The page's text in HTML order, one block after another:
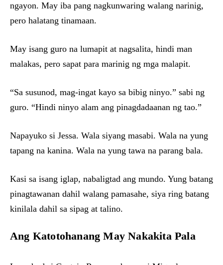
ngayon. May iba pang nagkunwaring walang narinig,
pero halatang tinamaan.
May isang guro na lumapit at nagsalita, hindi man
malakas, pero sapat para marinig ng mga malapit.
“Sa susunod, mag-ingat kayo sa bibig ninyo.” sabi ng
guro. “Hindi ninyo alam ang pinagdadaanan ng tao.”
Napayuko si Jessa. Wala siyang masabi. Wala na yung
tapang na kanina. Wala na yung tawa na parang bala.
Kasi sa isang iglap, nabaligtad ang mundo. Yung batang
pinagtawanan dahil walang pamasahe, siya ring batang
kinilala dahil sa sipag at talino.
Ang Katotohanang May Nakakita Pala